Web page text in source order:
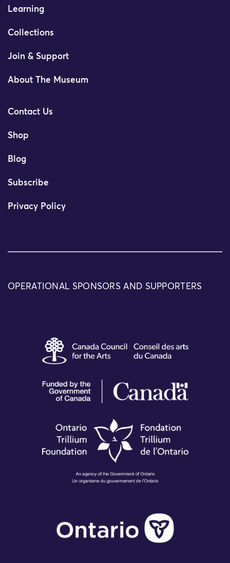
Learning
Collections
Join & Support
About The Museum
Contact Us
Shop
Blog
Subscribe
Privacy Policy
OPERATIONAL SPONSORS AND SUPPORTERS